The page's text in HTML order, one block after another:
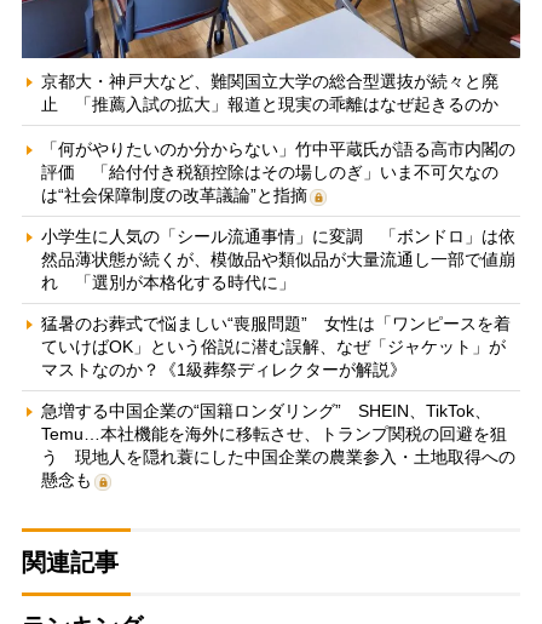
京都大・神戸大など、難関国立大学の総合型選抜が続々と廃
止 「推薦入試の拡大」報道と現実の乖離はなぜ起きるのか
「何がやりたいのか分からない」竹中平蔵氏が語る高市内閣の
評価 「給付付き税額控除はその場しのぎ」いま不可欠なの
は“社会保障制度の改革議論”と指摘
小学生に人気の「シール流通事情」に変調 「ボンドロ」は依
然品薄状態が続くが、模倣品や類似品が大量流通し一部で値崩
れ 「選別が本格化する時代に」
猛暑のお葬式で悩ましい“喪服問題” 女性は「ワンピースを着
ていけばOK」という俗説に潜む誤解、なぜ「ジャケット」が
マストなのか？《1級葬祭ディレクターが解説》
急増する中国企業の“国籍ロンダリング” SHEIN、TikTok、
Temu…本社機能を海外に移転させ、トランプ関税の回避を狙
う 現地人を隠れ蓑にした中国企業の農業参入・土地取得への
懸念も
関連記事